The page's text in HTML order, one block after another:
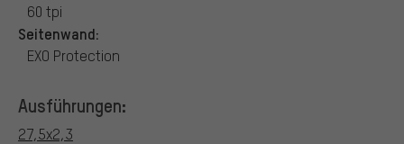
60 tpi
Seitenwand:
EXO Protection
Ausführungen:
27,5x2,3